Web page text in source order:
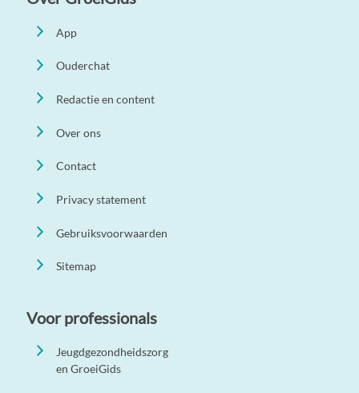
App
Ouderchat
Redactie en content
Over ons
Contact
Privacy statement
Gebruiksvoorwaarden
Sitemap
Voor professionals
Jeugdgezondheidszorg
en GroeiGids